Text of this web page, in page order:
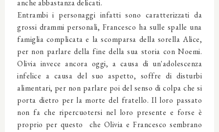
anche abbastanza delicati.
Entrambi i personaggi infatti sono caratterizzati da
grossi drammi personali, Francesco ha sulle spalle una
famiglia complicata e la scomparsa della sorella Alice,
per non parlare della fine della sua storia con Noemi.
Olivia invece ancora oggi, a causa di un'adolescenza
infelice a causa del suo aspetto, soffre di disturbi
alimentari, per non parlare poi del senso di colpa che si
porta dietro per la morte del fratello. Il loro passato
non fa che ripercuotersi nel loro presente e forse è
proprio per questo che Olivia e Francesco sembrano